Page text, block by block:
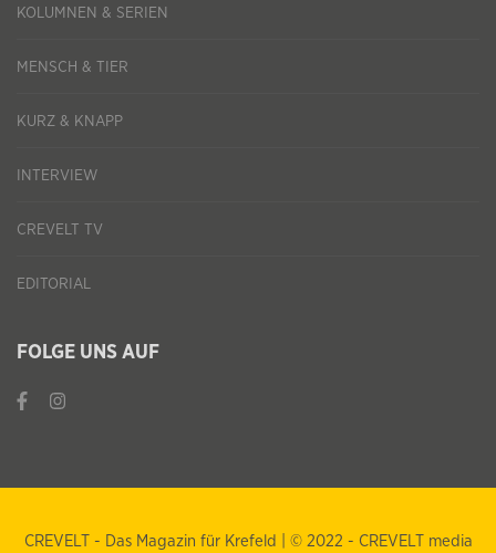
KOLUMNEN & SERIEN
MENSCH & TIER
KURZ & KNAPP
INTERVIEW
CREVELT TV
EDITORIAL
FOLGE UNS AUF
CREVELT - Das Magazin für Krefeld | © 2022 - CREVELT media